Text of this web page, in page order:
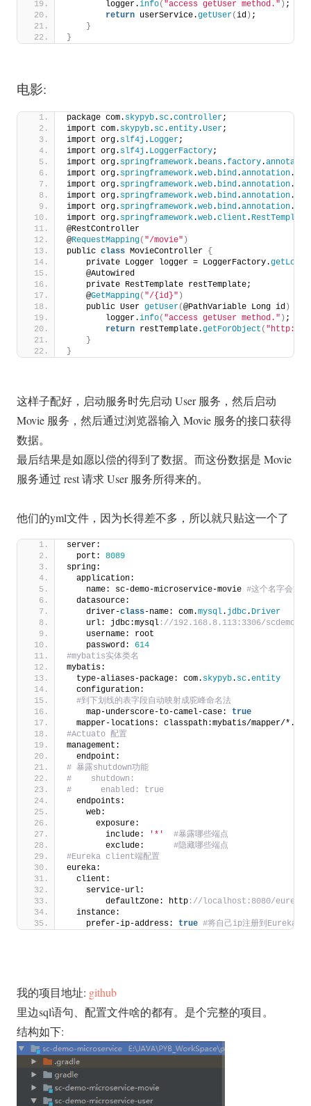
        logger.
info( "access getUser method." ) ;
return userService.getUser(id ) ;
}
}
电影:
package com. skypyb. sc.controller;
import com. skypyb. sc.entity.User;
import org. slf4j . Logger;
import org. slf4j . LoggerFactory;
import org. springframework. beans.factory.
import org. springframework.web. bind.annotation.
import org. springframework.web. bind.annotation.
import org. springframework.web. bind.annotation.
import org. springframework.web. bind.annotation.
import org. springframework.web.client . RestTemplate
@RestController
@RequestMapping( "/movie" )
public class MovieController {
    private Logger logger = LoggerFactory.
    @Autowired
    private RestTemplate restTemplate;
    @
GetMapping( "/{id}" )
    public User
getUser(@PathVariable Long id )
        logger.
info( "access getUser method." ) ;
return restTemplate.getForObject ( "http://
}
}
这样子配好，启动服务时先启动 User 服务，然后启动
Movie 服务，然后通过浏览器输入 Movie 服务的接口获得
数据。
最后结果是如愿以偿的得到了数据。而这份数据是 Movie
服务通过 rest 请求 User 服务所得来的。
他们的yml文件，因为长得差不多，所以就只贴这一个了
server:
  port:
8089
spring:
  application:
    name: sc-demo-microservice-movie
#这个名字会注
  datasource:
    driver-
class-name: com.mysql. jdbc. Driver
    url: jdbc:mysql
://192.168.8.113:3306/
    username: root
    password:
614
#mybatis实体类名
mybatis:
  type-aliases-package: com.
skypyb. sc.entity
  configuration:
#到下划线的表字段自动映射成驼峰命名法
    map-underscore-to-camel-case:
true
  mapper-locations: classpath:mybatis/mapper/*.xml
#Actuato 配置
management:
  endpoint:
# 暴露shutdown功能
#    shutdown:
#      enabled: true
  endpoints:
    web:
      exposure:
        include:
'*'
#暴露哪些端点
        exclude:
#隐藏哪些端点
#Eureka client端配置
eureka:
  client:
    service-url:
        defaultZone: http
://localhost:8080/eureka/
  instance:
    prefer-ip-address:
true #将自己ip注册到Eureka
我的项目地址: github
里边sql语句、配置文件啥的都有。是个完整的项目。
结构如下: